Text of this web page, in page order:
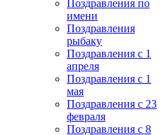
Поздравления по
имени
Поздравления
рыбаку
Поздравления с 1
апреля
Поздравления с 1
мая
Поздравления с 23
февраля
Поздравления с 8